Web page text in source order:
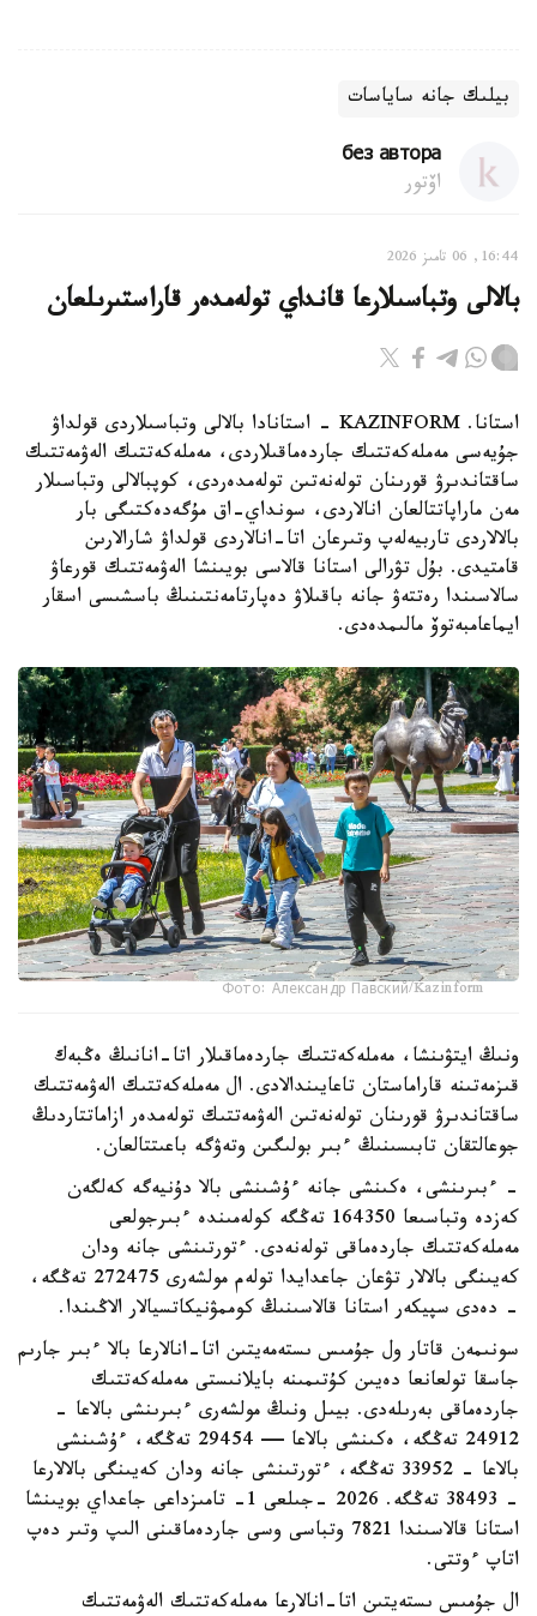
بيلىك جانە ساياسات
без автора
اۆتور
16:44, 06 تامىز 2026
بالالى وتباسىلارعا قانداي تولەمدەر قاراستىرىلعان
استانا. KAZINFORM - استانادا بالالى وتباسىلاردى قولداۋ
جۇيەسى مەملەكەتتىك جاردەماقىلاردى، مەملەكەتتىك الەۋمەتتىك
ساقتاندىرۋ قورىنان تولەنەتىن تولەمدەردى، كوپبالالى وتباسىلار
مەن ماراپاتتالعان انالاردى، سونداي-اق مۇگەدەكتىگى بار
بالالاردى تاربيەلەپ وتىرعان اتا-انالاردى قولداۋ شارالارىن
قامتيدى. بۇل تۋرالى استانا قالاسى بويىنشا الەۋمەتتىك قورعاۋ
سالاسىندا رەتتەۋ جانە باقىلاۋ دەپارتامەنتىنىڭ باسشىسى اسقار
ايماعامبەتوۆ مالىمدەدى.
Фото: Александр Павский/Kazinform
ونىڭ ايتۋىنشا، مەملەكەتتىك جاردەماقىلار اتا-انانىڭ ەڭبەك
قىزمەتىنە قاراماستان تاعايىندالادى. ال مەملەكەتتىك الەۋمەتتىك
ساقتاندىرۋ قورىنان تولەنەتىن الەۋمەتتىك تولەمدەر ازاماتتاردىڭ
جوعالتقان تابىسىنىڭ ءبىر بولىگىن وتەۋگە باعىتتالعان.
- ءبىرىنشى، ەكىنشى جانە ءۇشىنشى بالا دۇنيەگە كەلگەن
كەزدە وتباسىعا 164350 تەڭگە كولەمىندە ءبىرجولعى
مەملەكەتتىك جاردەماقى تولەنەدى. ءتورتىنشى جانە ودان
كەيىنگى بالالار تۋعان جاعدايدا تولەم مولشەرى 272475 تەڭگە،
- دەدى سپيكەر استانا قالاسىنىڭ كوممۋنيكاتسيالار الاڭىندا.
سونىمەن قاتار ول جۇمىس ىستەمەيتىن اتا-انالارعا بالا ءبىر جارىم
جاسقا تولعانعا دەيىن كۇتىمىنە بايلانىستى مەملەكەتتىك
جاردەماقى بەرىلەدى. بيىل ونىڭ مولشەرى ءبىرىنشى بالاعا -
24912 تەڭگە، ەكىنشى بالاعا — 29454 تەڭگە، ءۇشىنشى
بالاعا - 33952 تەڭگە، ءتورتىنشى جانە ودان كەيىنگى بالالارعا
- 38493 تەڭگە. 2026 -جىلعى 1- تامىزداعى جاعداي بويىنشا
استانا قالاسىندا 7821 وتباسى وسى جاردەماقىنى الىپ وتىر دەپ
اتاپ ءوتتى.
ال جۇمىس ىستەيتىن اتا-انالارعا مەملەكەتتىك الەۋمەتتىك